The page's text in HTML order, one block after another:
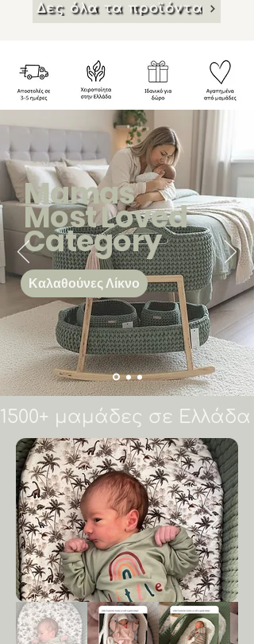
Δες όλα τα προϊόντα
Mamas
Most Loved
Category
Καλαθούνες Λίκνο
1500+ μαμάδες σε